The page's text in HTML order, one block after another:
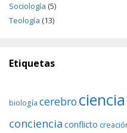
Sociología (5)
Teología (13)
Etiquetas
biología cerebro ciencia
conciencia conflicto